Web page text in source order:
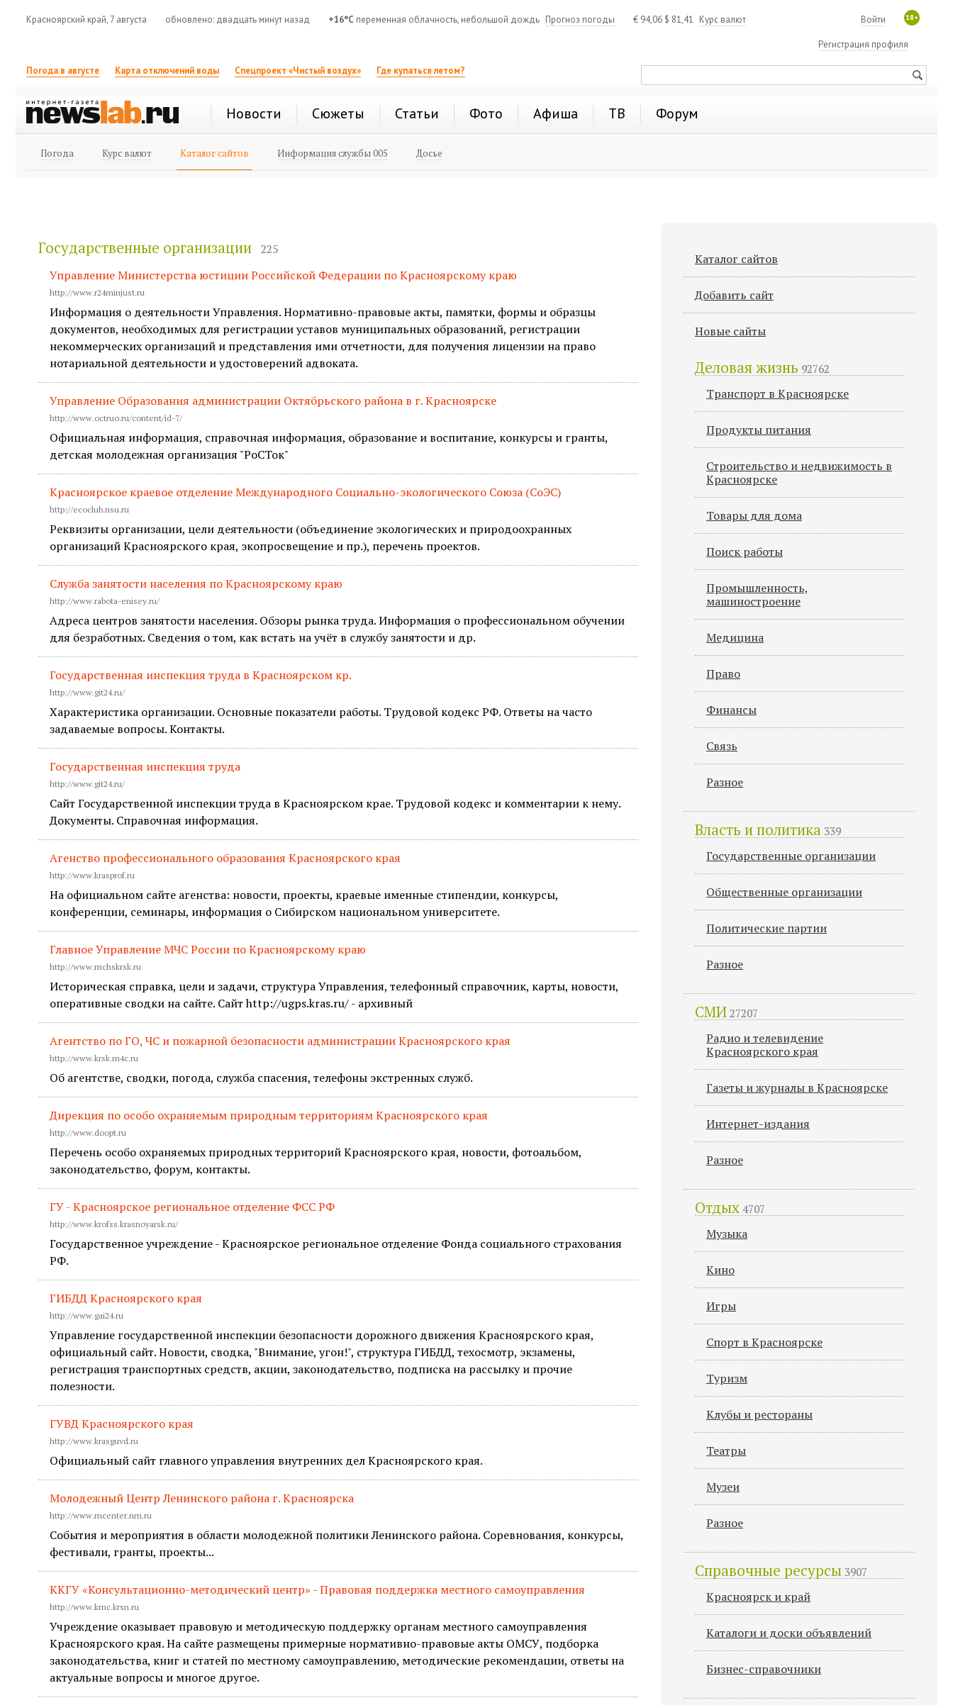
Красноярский край, 7 августа обновлено: двадцать минут назад +16°C переменная облачность, небольшой дождь Прогноз погоды € 94,06 $ 81,41 Курс валют 18+
Войти
Регистрация профиля
Погода в августе Карта отключений воды Спецпроект «Чистый воздух» Где купаться летом?
Новости Сюжеты Статьи Фото Афиша ТВ Форум
Погода Курс валют Каталог сайтов Информация службы 005 Досье
Государственные организации 225
Управление Министерства юстиции Российской Федерации по Красноярскому краю
http://www.r24minjust.ru
Информация о деятельности Управления. Нормативно-правовые акты, памятки, формы и образцы
документов, необходимых для регистрации уставов муниципальных образований, регистрации
некоммерческих организаций и представления ими отчетности, для получения лицензии на право
нотариальной деятельности и удостоверений адвоката.
Управление Образования администрации Октябрьского района в г. Красноярске
http://www.octruo.ru/content/id-7/
Официальная информация, справочная информация, образование и воспитание, конкурсы и гранты,
детская молодежная организация "РоСТок"
Красноярское краевое отделение Международного Социально-экологического Союза (СоЭС)
http://ecoclub.nsu.ru
Реквизиты организации, цели деятельности (объединение экологических и природоохранных
организаций Красноярского края, экопросвещение и пр.), перечень проектов.
Служба занятости населения по Красноярскому краю
http://www.rabota-enisey.ru/
Адреса центров занятости населения. Обзоры рынка труда. Информация о профессиональном обучении
для безработных. Сведения о том, как встать на учёт в службу занятости и др.
Государственная инспекция труда в Красноярском кр.
http://www.git24.ru/
Характеристика организации. Основные показатели работы. Трудовой кодекс РФ. Ответы на часто
задаваемые вопросы. Контакты.
Государственная инспекция труда
http://www.git24.ru/
Сайт Государственной инспекции труда в Красноярском крае. Трудовой кодекс и комментарии к нему.
Документы. Справочная информация.
Агенство профессионального образования Красноярского края
http://www.krasprof.ru
На официальном сайте агенства: новости, проекты, краевые именные стипендии, конкурсы,
конференции, семинары, информация о Сибирском национальном университете.
Главное Управление МЧС России по Красноярскому краю
http://www.mchskrsk.ru
Историческая справка, цели и задачи, структура Управления, телефонный справочник, карты, новости,
оперативные сводки на сайте. Сайт http://ugps.kras.ru/ - архивный
Агентство по ГО, ЧС и пожарной безопасности администрации Красноярского края
http://www.krsk.m4c.ru
Об агентстве, сводки, погода, служба спасения, телефоны экстренных служб.
Дирекция по особо охраняемым природным территориям Красноярского края
http://www.doopt.ru
Перечень особо охраняемых природных территорий Красноярского края, новости, фотоальбом,
законодательство, форум, контакты.
ГУ - Красноярское региональное отделение ФСС РФ
http://www.krofss.krasnoyarsk.ru/
Государственное учреждение - Красноярское региональное отделение Фонда социального страхования
РФ.
ГИБДД Красноярского края
http://www.gai24.ru
Управление государственной инспекции безопасности дорожного движения Красноярского края,
официальный сайт. Новости, сводка, "Внимание, угон!", структура ГИБДД, техосмотр, экзамены,
регистрация транспортных средств, акции, законодательство, подписка на рассылку и прочие
полезности.
ГУВД Красноярского края
http://www.krasguvd.ru
Официальный сайт главного управления внутренних дел Красноярского края.
Молодежный Центр Ленинского района г. Красноярска
http://www.mcenter.nm.ru
События и мероприятия в области молодежной политики Ленинского района. Соревнования, конкурсы,
фестивали, гранты, проекты...
ККГУ «Консультационно-методический центр» - Правовая поддержка местного самоуправления
http://www.kmc.krsn.ru
Учреждение оказывает правовую и методическую поддержку органам местного самоуправления
Красноярского края. На сайте размещены примерные нормативно-правовые акты ОМСУ, подборка
законодательства, книг и статей по местному самоуправлению, методические рекомендации, ответы на
актуальные вопросы и многое другое.
Каталог сайтов
Добавить сайт
Новые сайты
Деловая жизнь 92762
Транспорт в Красноярске
Продукты питания
Строительство и недвижимость в
Красноярске
Товары для дома
Поиск работы
Промышленность,
машиностроение
Медицина
Право
Финансы
Связь
Разное
Власть и политика 339
Государственные организации
Общественные организации
Политические партии
Разное
СМИ 27207
Радио и телевидение
Красноярского края
Газеты и журналы в Красноярске
Интернет-издания
Разное
Отдых 4707
Музыка
Кино
Игры
Спорт в Красноярске
Туризм
Клубы и рестораны
Театры
Музеи
Разное
Справочные ресурсы 3907
Красноярск и край
Каталоги и доски объявлений
Бизнес-справочники